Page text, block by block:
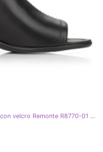
Sandalias mujer cómodas piel tacón con velcro Remonte R8770-01 negro